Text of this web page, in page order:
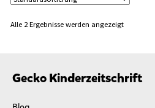
Alle 2 Ergebnisse werden angezeigt
Gecko Kinderzeitschrift